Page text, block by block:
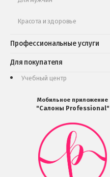
Красота и здоровье
Профессиональные услуги
Для покупателя
Учебный центр
Мобильное приложение
"Салоны Professional"
Мобильное
приложение
Салоны
Professional
загрузить
в
Google